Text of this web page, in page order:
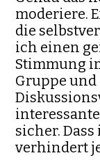
moderiere.
die
ich einen
Stimmung
Gruppe
sicher.
verhindert